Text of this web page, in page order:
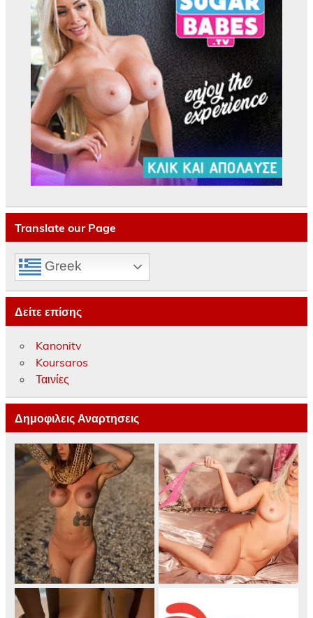
Translate our Page
Greek
Δείτε επίσης
Kanonitv
Koursaros
Ταινίες
Δημοφιλεις Αναρτησεις